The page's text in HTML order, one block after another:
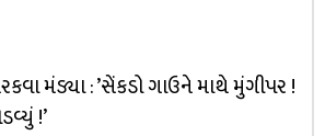
મંડ્યા : ’સેંકડો ગાઉને માથે મુંગીપર !
!’